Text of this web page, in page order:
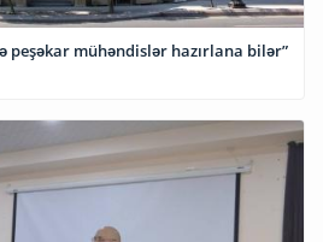
peşəkar mühəndislər hazırlana bilər”